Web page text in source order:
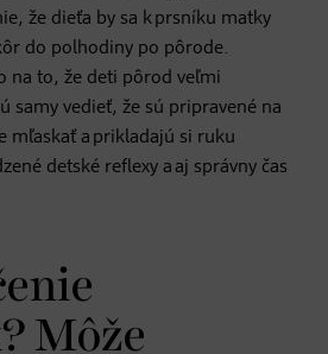
že dieťa by sa k prsníku matky
do polhodiny po pôrode.
na to, že deti pôrod veľmi
samy vedieť, že sú pripravené na
mľaskať a prikladajú si ruku
detské reflexy a aj správny čas
Môže